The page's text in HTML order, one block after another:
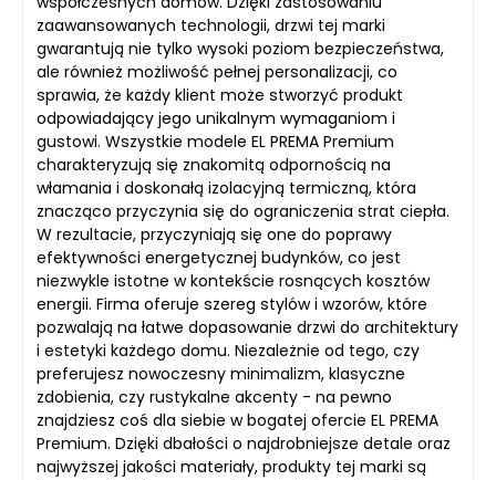
zaawansowanych technologii, drzwi tej marki
gwarantują nie tylko wysoki poziom bezpieczeństwa,
ale również możliwość pełnej personalizacji, co
sprawia, że każdy klient może stworzyć produkt
odpowiadający jego unikalnym wymaganiom i
gustowi. Wszystkie modele EL PREMA Premium
charakteryzują się znakomitą odpornością na
włamania i doskonałą izolacyjną termiczną, która
znacząco przyczynia się do ograniczenia strat ciepła.
W rezultacie, przyczyniają się one do poprawy
efektywności energetycznej budynków, co jest
niezwykle istotne w kontekście rosnących kosztów
energii. Firma oferuje szereg stylów i wzorów, które
pozwalają na łatwe dopasowanie drzwi do architektury
i estetyki każdego domu. Niezależnie od tego, czy
preferujesz nowoczesny minimalizm, klasyczne
zdobienia, czy rustykalne akcenty - na pewno
znajdziesz coś dla siebie w bogatej ofercie EL PREMA
Premium. Dzięki dbałości o najdrobniejsze detale oraz
najwyższej jakości materiały, produkty tej marki są